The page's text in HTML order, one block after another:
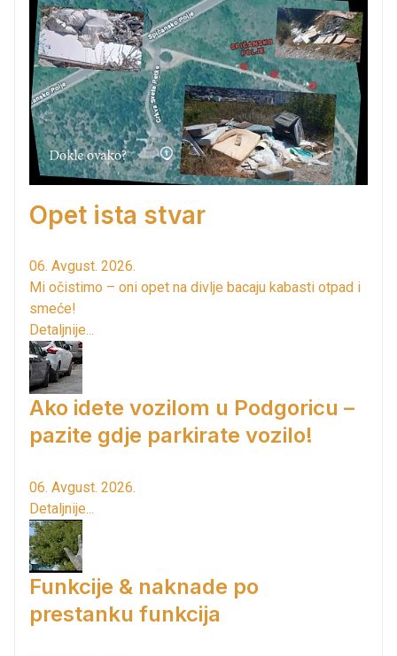
Opet ista stvar
06. Avgust. 2026.
Mi očistimo – oni opet na divlje bacaju kabasti otpad i
smeće!
Detaljnije...
Ako idete vozilom u Podgoricu –
pazite gdje parkirate vozilo!
06. Avgust. 2026.
Detaljnije...
Funkcije & naknade po
prestanku funkcija